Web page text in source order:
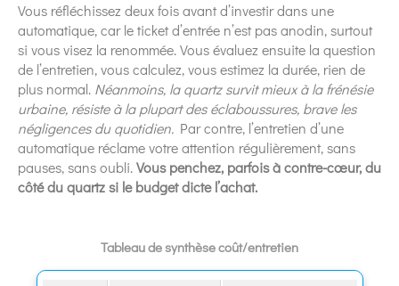
Vous réfléchissez deux fois avant d’investir dans une
automatique, car le ticket d’entrée n’est pas anodin, surtout
si vous visez la renommée. Vous évaluez ensuite la question
de l’entretien, vous calculez, vous estimez la durée, rien de
plus normal. Néanmoins, la quartz survit mieux à la frénésie
urbaine, résiste à la plupart des éclaboussures, brave les
négligences du quotidien. Par contre, l’entretien d’une
automatique réclame votre attention régulièrement, sans
pauses, sans oubli.Vous penchez, parfois à contre-cœur, du
côté du quartz si le budget dicte l’achat.
Tableau de synthèse coût/entretien